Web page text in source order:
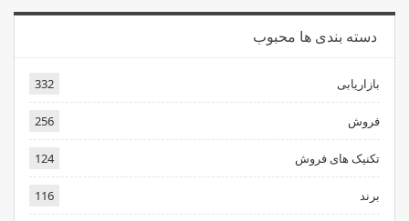
دسته بندی ها محبوب
بازاریابی 332
فروش 256
تکنیک های فروش 124
برند 116